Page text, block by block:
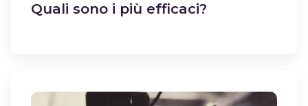
Quali sono i più efficaci?